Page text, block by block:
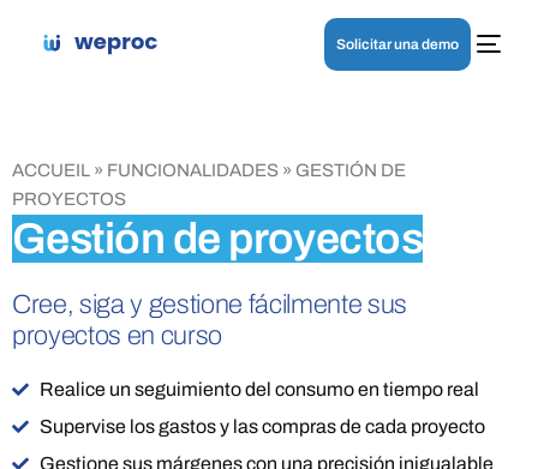
Solicitar una demo
ACCUEIL » FUNCIONALIDADES » GESTIÓN DE
PROYECTOS
Gestión de proyectos
Cree, siga y gestione fácilmente sus
proyectos en curso
Realice un seguimiento del consumo en tiempo real
Supervise los gastos y las compras de cada proyecto
Gestione sus márgenes con una precisión inigualable